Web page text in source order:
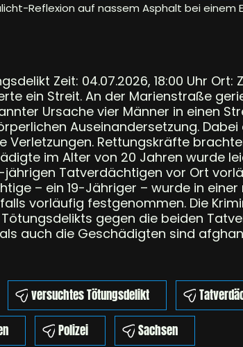
Reflexion auf nassem Asphalt bei einem
Zeit: 04.07.2026, 18:00 Uhr Ort:
ein Streit. An der Marienstraße
Ursache vier Männer in einen
Auseinandersetzung.
Verletzungen. Rettungskräfte
im Alter von 20 Jahren wurde
Tatverdächtigen vor Ort
– ein 19-Jähriger – wurde in
vorläufig festgenommen. Die
gegen die beiden
auch die Geschädigten sind
versuchtes Tötungsdelikt
Polizei Sachsen